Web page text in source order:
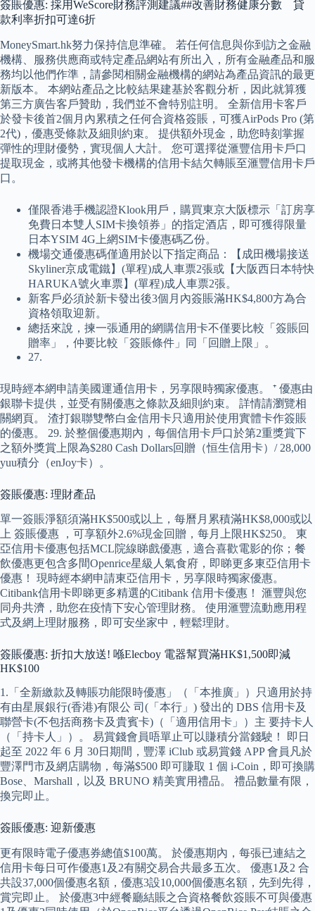
簽賬優惠: 採用WeScore財務評測建議##改善財務健康分數 貸
款利率折扣可達6折
MoneySmart.hk努力保持信息準確。 若任何信息與你到訪之金融
機構、服務供應商或特定產品網站有所出入，所有金融產品和服
務均以他們作準，請參閱相關金融機構的網站為產品資訊的最更
新版本。 本網站產品之比較結果建基於客觀分析，因此就算獲
第三方廣告客戶贊助，我們並不會特別註明。 全新信用卡客戶
於發卡後首2個月內累積之任何合資格簽賬，可獲AirPods Pro (第
2代)，優惠受條款及細則約束。 提供額外現金，助您時刻掌握
彈性的理財優勢，實現個人大計。 您可選擇從滙豐信用卡戶口
提取現金，或將其他發卡機構的信用卡結欠轉賬至滙豐信用卡戶
口。
僅限香港手機認證Klook用戶，購買東京大阪標示「訂房享
免費日本雙人SIM卡換領券」的指定酒店，即可獲得限量
日本YSIM 4G上網SIM卡優惠碼乙份。
機場交通優惠碼僅適用於以下指定商品：【成田機場接送
Skyliner京成電鐵】(單程)成人車票2張或【大阪西日本特快
HARUKA號火車票】(單程)成人車票2張。
新客戶必須於新卡發出後3個月內簽賬滿HK$4,800方為合
資格領取迎新。
總括來說，揀一張通用的網購信用卡不僅要比較「簽賬回
贈率」，仲要比較「簽賬條件」同「回贈上限」。
27.
現時經本網申請美國運通信用卡，另享限時獨家優惠。 ⁺ 優惠由
銀聯卡提供，並受有關優惠之條款及細則約束。 詳情請瀏覽相
關網頁。 渣打銀聯雙幣白金信用卡只適用於使用實體卡作簽賬
的優惠。 29. 於整個優惠期內，每個信用卡戶口於第2重獎賞下
之額外獎賞上限為$280 Cash Dollars回贈（恒生信用卡）/ 28,000
yuu積分（enJoy卡）。
簽賬優惠: 理財產品
單一簽賬淨額須滿HK$500或以上，每曆月累積滿HK$8,000或以
上 簽賬優惠 ，可享額外2.6%現金回贈，每月上限HK$250。 東
亞信用卡優惠包括MCL院線睇戲優惠，適合喜歡電影的你；餐
飲優惠更包含多間Openrice星級人氣食府，即睇更多東亞信用卡
優惠！ 現時經本網申請東亞信用卡，另享限時獨家優惠。
Citibank信用卡即睇更多精選的Citibank 信用卡優惠！ 滙豐與您
同舟共濟，助您在疫情下安心管理財務。 使用滙豐流動應用程
式及網上理財服務，即可安坐家中，輕鬆理財。
簽賬優惠: 折扣大放送! 喺Elecboy 電器幫買滿HK$1,500即減
HK$100
1.「全新繳款及轉賬功能限時優惠」（「本推廣」）只適用於持
有由星展銀行(香港)有限公 司(「本行」) 發出的 DBS 信用卡及
聯營卡(不包括商務卡及貴賓卡)（「適用信用卡」）主 要持卡人
（「持卡人」）。 易賞錢會員唔單止可以賺積分當錢駛！ 即日
起至 2022 年 6 月 30日期間，豐澤 iClub 或易賞錢 APP 會員凡於
豐澤門市及網店購物，每滿$500 即可賺取 1 個 i-Coin，即可換購
Bose、Marshall，以及 BRUNO 精美實用禮品。 禮品數量有限，
換完即止。
簽賬優惠: 迎新優惠
更有限時電子優惠券總值$100萬。 於優惠期內，每張已連結之
信用卡每日可作優惠1及2有關交易合共最多五次。 優惠1及2 合
共設37,000個優惠名額，優惠3設10,000個優惠名額，先到先得，
賞完即止。 於優惠3中經餐廳結賬之合資格餐飲簽賬不可與優惠